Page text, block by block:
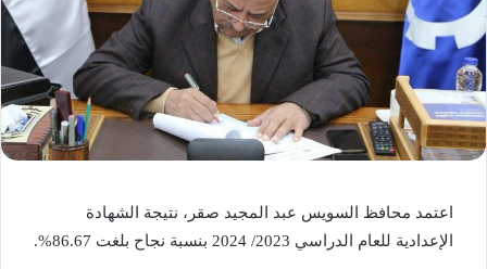
اعتمد محافظ السويس عبد المجيد صقر، نتيجة الشهادة
الإعدادية للعام الدراسي 2023/ 2024 بنسبة نجاح بلغت 86.67%.